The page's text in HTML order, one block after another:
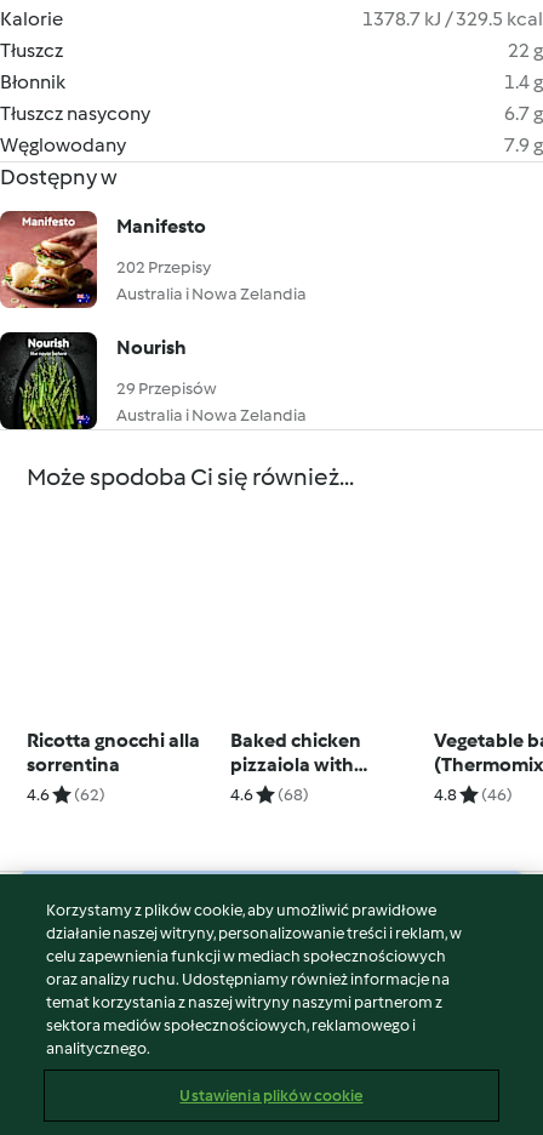
Kalorie
1378.7 kJ / 329.5 kcal
Tłuszcz
22 g
Błonnik
1.4 g
Tłuszcz nasycony
6.7 g
Węglowodany
7.9 g
Dostępny w
Manifesto
202 Przepisy
Australia i Nowa Zelandia
Nourish
29 Przepisów
Australia i Nowa Zelandia
Może spodoba Ci się również...
Ricotta gnocchi alla
sorrentina
4.6 (62)
Baked chicken
pizzaiola with
Thermomix® Cutter
4.6 (68)
Vegetable
4.8 (46)
© Copyright 2026
Warunki korzystania
Polityka prywatności
Disclaimer
Znak wydawcy
Zgłoś treść
Korzystamy z plików cookie, aby umożliwić prawidłowe
działanie naszej witryny, personalizowanie treści i reklam, w
celu zapewnienia funkcji w mediach społecznościowych
oraz analizy ruchu. Udostępniamy również informacje na
temat korzystania z naszej witryny naszymi partnerom z
sektora mediów społecznościowych, reklamowego i
analitycznego.
Ustawienia plików cookie